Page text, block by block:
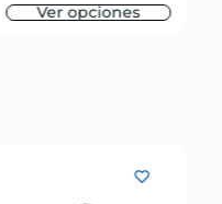
Ver opciones